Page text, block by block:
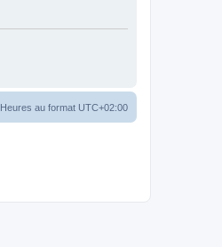
Heures au format UTC+02:00